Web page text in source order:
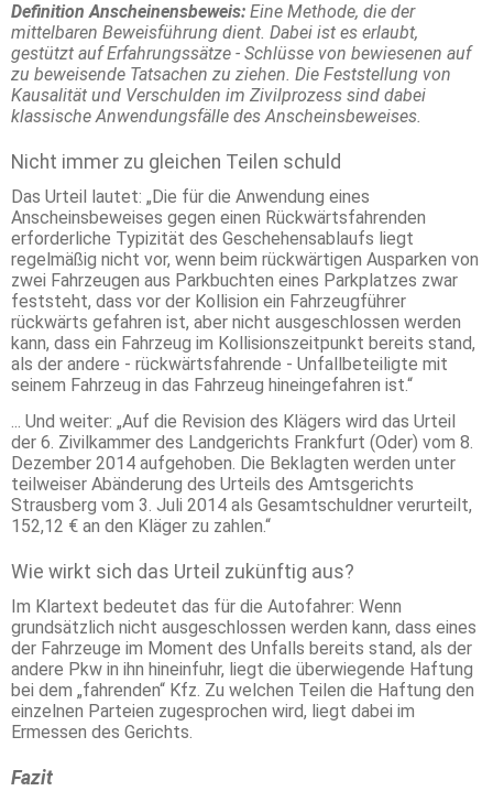
Definition Anscheinensbeweis: Eine Methode, die der
mittelbaren Beweisführung dient. Dabei ist es erlaubt,
gestützt auf Erfahrungssätze - Schlüsse von bewiesenen auf
zu beweisende Tatsachen zu ziehen. Die Feststellung von
Kausalität und Verschulden im Zivilprozess sind dabei
klassische Anwendungsfälle des Anscheinsbeweises.
Nicht immer zu gleichen Teilen schuld
Das Urteil lautet: „Die für die Anwendung eines
Anscheinsbeweises gegen einen Rückwärtsfahrenden
erforderliche Typizität des Geschehensablaufs liegt
regelmäßig nicht vor, wenn beim rückwärtigen Ausparken von
zwei Fahrzeugen aus Parkbuchten eines Parkplatzes zwar
feststeht, dass vor der Kollision ein Fahrzeugführer
rückwärts gefahren ist, aber nicht ausgeschlossen werden
kann, dass ein Fahrzeug im Kollisionszeitpunkt bereits stand,
als der andere - rückwärtsfahrende - Unfallbeteiligte mit
seinem Fahrzeug in das Fahrzeug hineingefahren ist.“
... Und weiter: „Auf die Revision des Klägers wird das Urteil
der 6. Zivilkammer des Landgerichts Frankfurt (Oder) vom 8.
Dezember 2014 aufgehoben. Die Beklagten werden unter
teilweiser Abänderung des Urteils des Amtsgerichts
Strausberg vom 3. Juli 2014 als Gesamtschuldner verurteilt,
152,12 € an den Kläger zu zahlen.“
Wie wirkt sich das Urteil zukünftig aus?
Im Klartext bedeutet das für die Autofahrer: Wenn
grundsätzlich nicht ausgeschlossen werden kann, dass eines
der Fahrzeuge im Moment des Unfalls bereits stand, als der
andere Pkw in ihn hineinfuhr, liegt die überwiegende Haftung
bei dem „fahrenden“ Kfz. Zu welchen Teilen die Haftung den
einzelnen Parteien zugesprochen wird, liegt dabei im
Ermessen des Gerichts.
Fazit